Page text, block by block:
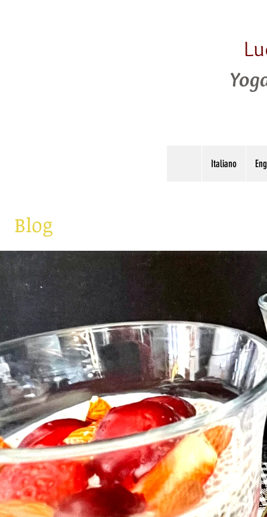
Italiano
Blog